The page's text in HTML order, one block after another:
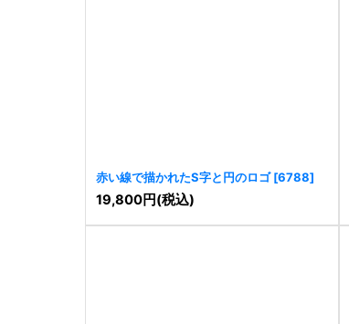
赤い線で描かれたS字と円のロゴ [6788]
19,800円(税込)